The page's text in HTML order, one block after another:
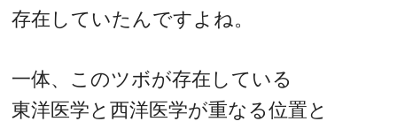
存在していたんですよね。
一体、このツボが存在している
東洋医学と西洋医学が重なる位置と